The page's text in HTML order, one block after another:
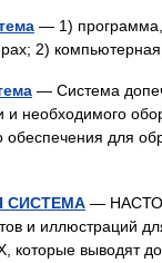
— 1) программа,
2)
— Система
необходимого
обеспечения для
СИСТЕМА —
и иллюстраций
выводят